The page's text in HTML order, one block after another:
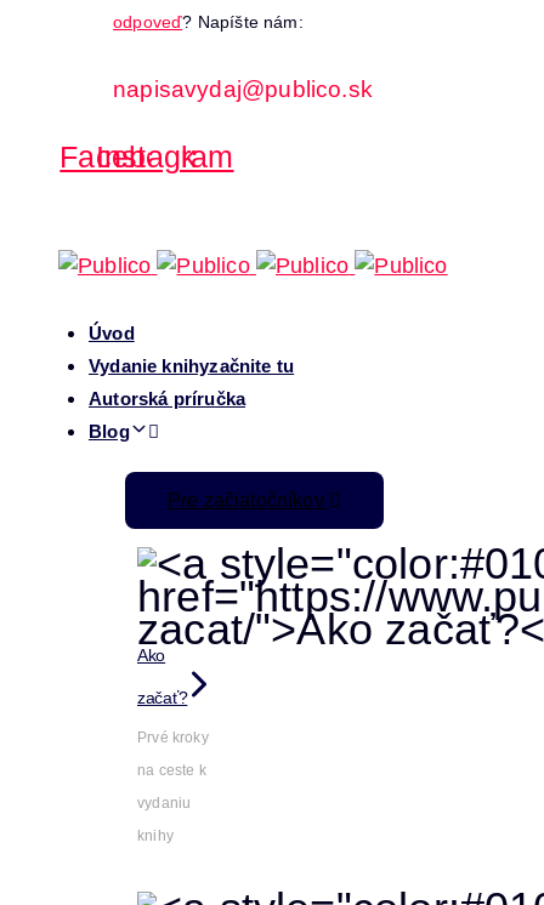
odpoveď? Napíšte nám:
napisavydaj@publico.sk
Facebook
Instagram
Úvod
Vydanie knihyzačnite tu
Autorská príručka
Blog
Pre začiatočníkov
Ako
začať?
Prvé kroky
na ceste k
vydaniu
knihy